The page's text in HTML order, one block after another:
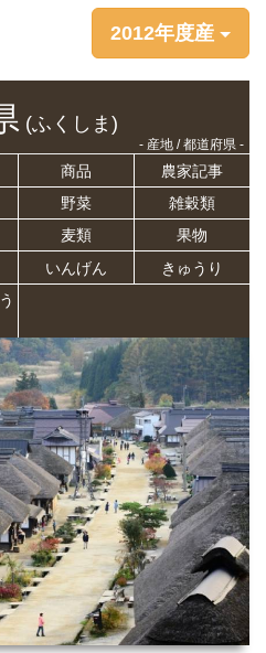
2012年度産
(ふくしま)
- 産地 / 都道府県 -
商品
農家記事
野菜
雑穀類
麦類
果物
いんげん
きゅうり